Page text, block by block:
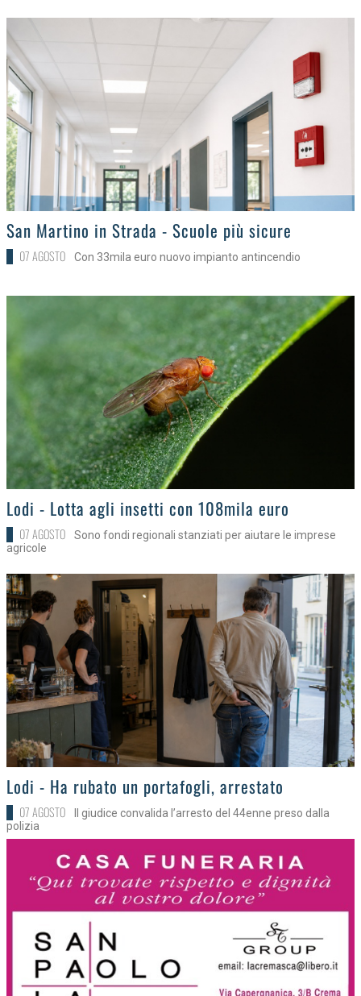
>
San Martino in Strada - Scuole più sicure
07 AGOSTO Con 33mila euro nuovo impianto antincendio
>Lodi - Lotta agli insetti con 108mila euro
07 AGOSTO
Sono fondi regionali stanziati per aiutare le imprese
agricole
>Lodi - Ha rubato un portafogli, arrestato
07 AGOSTO
Il giudice convalida l’arresto del 44enne preso dalla
polizia